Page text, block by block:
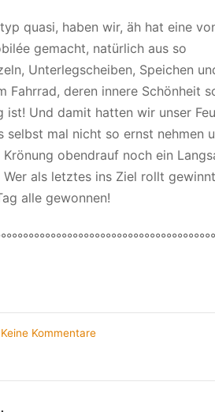
quasi, haben wir, äh hat eine
gemacht, natürlich aus so
Unterlegscheiben, Speichen
Fahrrad, deren innere Schönheit
Und damit hatten wir unser
selbst mal nicht so ernst nehmen
Krönung obendrauf noch ein
als letztes ins Ziel rollt
alle gewonnen!
Keine Kommentarezu